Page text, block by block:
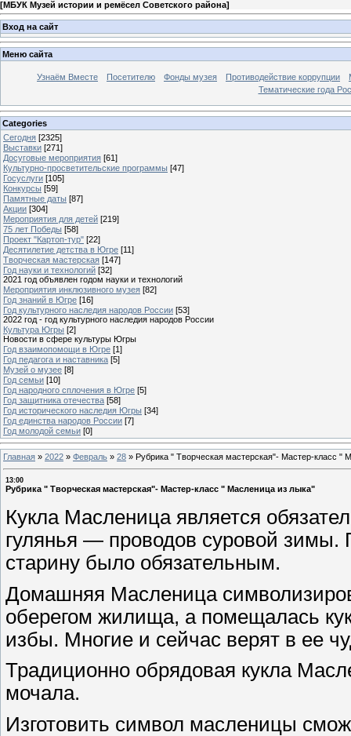
[МБУК Музей истории и ремёсел Советского района]
Вход на сайт
Меню сайта
Узнаём Вместе Посетителю Фонды музея Противодействие коррупции
Тематические года
Categories
Сегодня [2325]
Выставки [271]
Досуговые мероприятия [61]
Культурно-просветительские программы [47]
Госуслуги [105]
Конкурсы [59]
Памятные даты [87]
Акции [304]
Мероприятия для детей [219]
75 лет Победы [58]
Проект "Картоп-тур" [22]
Десятилетие детства в Югре [11]
Творческая мастерская [147]
Год науки и технологий [32]
2021 год объявлен годом науки и технологий
Мероприятия инклюзивного музея [82]
Год знаний в Югре [16]
Год культурного наследия народов России [53]
2022 год - год культурного наследия народов России
Культура Югры [2]
Новости в сфере культуры Югры
Год взаимопомощи в Югре [1]
Год педагога и наставника [5]
Музей о музее [8]
Год семьи [10]
Год народного сплочения в Югре [5]
Год защитника отечества [58]
Год исторического наследия Югры [34]
Год единства народов России [7]
Год молодой семьи [0]
Главная » 2022 » Февраль » 28 » Рубрика " Творческая мастерская"- Мастер-класс "
13:00
Рубрика " Творческая мастерская"- Мастер-класс " Масленица из лыка"
Кукла Масленица является
гулянья — проводов суровой зимы.
старину было обязательным.
Домашняя Масленица
оберегом жилища, а помещалась
избы. Многие и сейчас верят в ее
Традиционно обрядовая кукла
мочала.
Изготовить символ масленицы